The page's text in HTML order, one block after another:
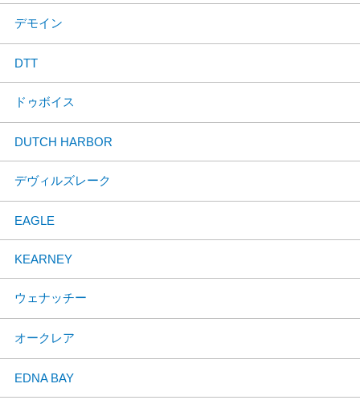
デモイン
DTT
ドゥボイス
DUTCH HARBOR
デヴィルズレーク
EAGLE
KEARNEY
ウェナッチー
オークレア
EDNA BAY